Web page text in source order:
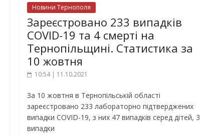
Новини Тернополя
Зареєстровано 233 випадків
COVID-19 та 4 смерті на
Тернопільщині. Статистика за
10 жовтня
10:54 | 11.10.2021
За 10 жовтня в Тернопільській області
зареєстровано 233 лабораторно підтверджених
випадки COVID-19, з них 47 випадків серед дітей, 3
випадки